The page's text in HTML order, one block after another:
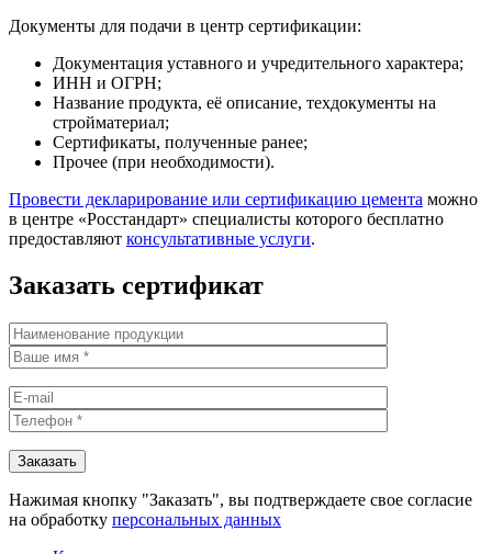
Документы для подачи в центр сертификации:
Документация уставного и учредительного характера;
ИНН и ОГРН;
Название продукта, её описание, техдокументы на
стройматериал;
Сертификаты, полученные ранее;
Прочее (при необходимости).
Провести декларирование или сертификацию цемента можно
в центре «Росстандарт» специалисты которого бесплатно
предоставляют консультативные услуги.
Заказать сертификат
Нажимая кнопку "Заказать", вы подтверждаете свое согласие
на обработку персональных данных